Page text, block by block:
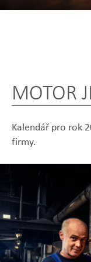
Zobrazit
fotografii
Zobrazit
fotografii
Zobrazit
fotografii
Zobrazit
fotografii
Zobrazit
fotografii
MOTOR
Kalendář pro rok
firmy.